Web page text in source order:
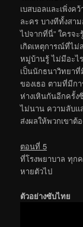
เบสบอลและเพิ่ง
ละคร บางทีทั้งสา
ไปจากที่นี่” ใครจ
เกิดเหตุการณ์ที่ไ
หมู่บ้านรู้ ไม่มีอะไ
เป็นนักธนาวิทยาที่
ของเธอ ตามที่มีก
ห่างเหินกันอีกครั้ง
ไม่นาน ความลับแ
ส่งผลให้พวกเขาต้
ตอนที่ 5
ที่โรงพยาบาล ทุกค
หายตัวไป
ตัวอย่างซับไทย